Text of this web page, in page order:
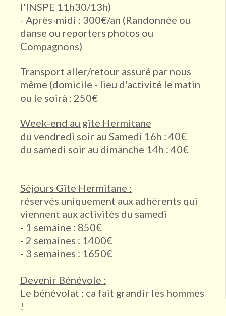
l'INSPE 11h30/13h)
- Après-midi : 300€/an (Randonnée ou
danse ou reporters photos ou
Compagnons)
Transport aller/retour assuré par nous
même (domicile - lieu d'activité le matin
ou le soirà : 250€
Week-end au gîte Hermitane
du vendredi soir au Samedi 16h : 40€
du samedi soir au dimanche 14h : 40€
Séjours Gîte Hermitane :
réservés uniquement aux adhérents qui
viennent aux activités du samedi
- 1 semaine : 850€
- 2 semaines : 1400€
- 3 semaines : 1650€
Devenir Bénévole :
Le bénévolat : ça fait grandir les hommes
!